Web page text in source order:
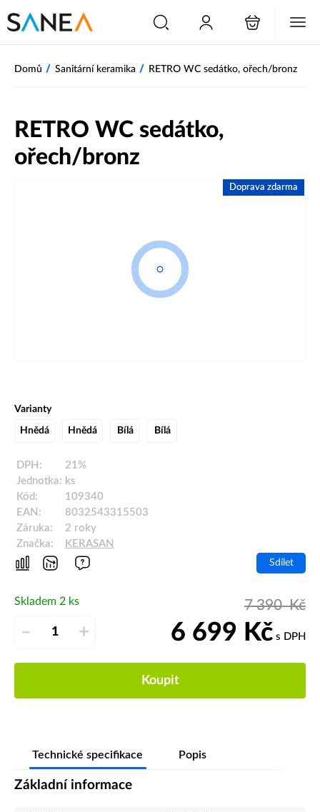
Domů / Sanitární keramika / RETRO WC sedátko, ořech/bronz
RETRO WC sedátko,
ořech/bronz
Doprava zdarma
Varianty
Hnědá Hnědá Bílá Bílá
DPH:
21%
Jednotka: ks
Kód:
109340
EAN:
8032543315503
Záruka:
2 roky
Značka:
KERASAN
Sdílet
Skladem 2 ks
– +
7 390Kč
6 699 Kč s DPH
Koupit
Technické specifikace Popis
Základní informace